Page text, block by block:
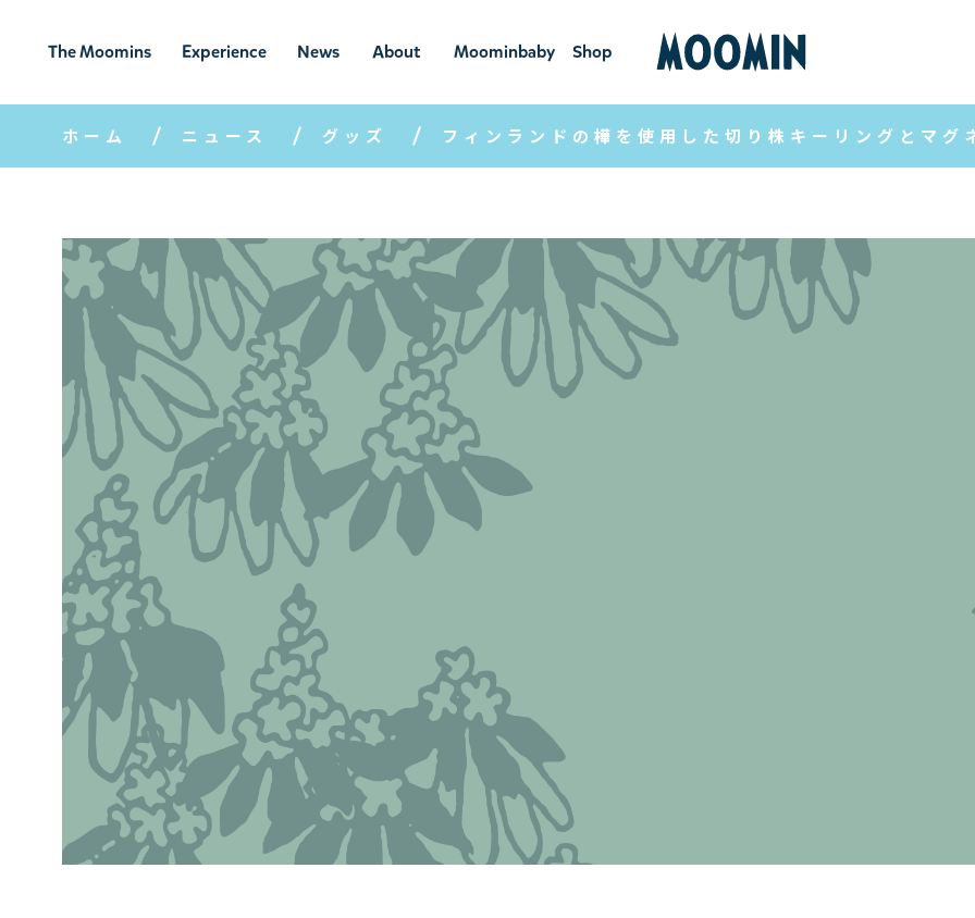
The Moomins
ムーミンの
世界
Experience
ムーミンの世
界を楽しむ
News
ニュ
ース
About
ムーミン
について
Moominbaby
ムーミンベ
ビー
Shop
ショ
ップ
ホーム ニュース グッズ フィンランドの樺を使用した切り株キーリングとマグ